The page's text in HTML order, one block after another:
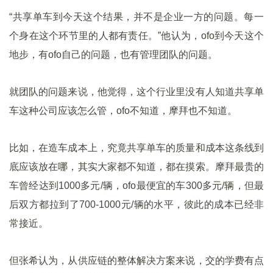
“共享单车到今天这个结果，并不是企业一方的问题。每一
个身在这个环节里的人都有责任。”他认为，ofo到今天这个
地步，有ofo自己的问题，也有管理团队的问题。
就团队的问题来说，他觉得，这个行业里没有人知道共享单
车这种公司应该怎么管，ofo不知道，摩拜也不知道。
比如，在造车成本上，究竟共享单车的质量和成本这条线到
底应该放在哪，其实大家都不知道，都在摸索。摩拜最贵的
车曾经达到1000多元/辆，ofo最便宜的车300多元/辆，但最
后双方都拉到了700-1000元/辆的水平，彼此的成本已经非
常接近。
但张希认为，从供应链的整体解决方案来说，交的学费有点